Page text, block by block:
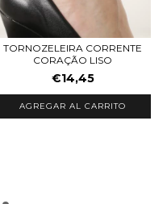
TORNOZELEIRA CORRENTE
CORAÇÃO LISO
€14,45
AGREGAR AL CARRITO